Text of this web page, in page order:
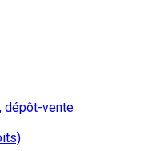
dépôt-vente